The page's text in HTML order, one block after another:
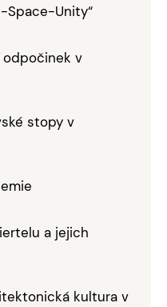
Space-Unity“
odpočinek v
stopy v
a jejich
kultura v